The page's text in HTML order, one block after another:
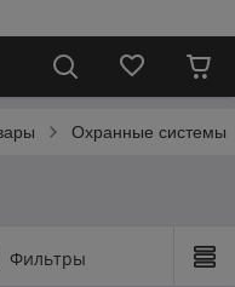
Охранные системы
Фильтры